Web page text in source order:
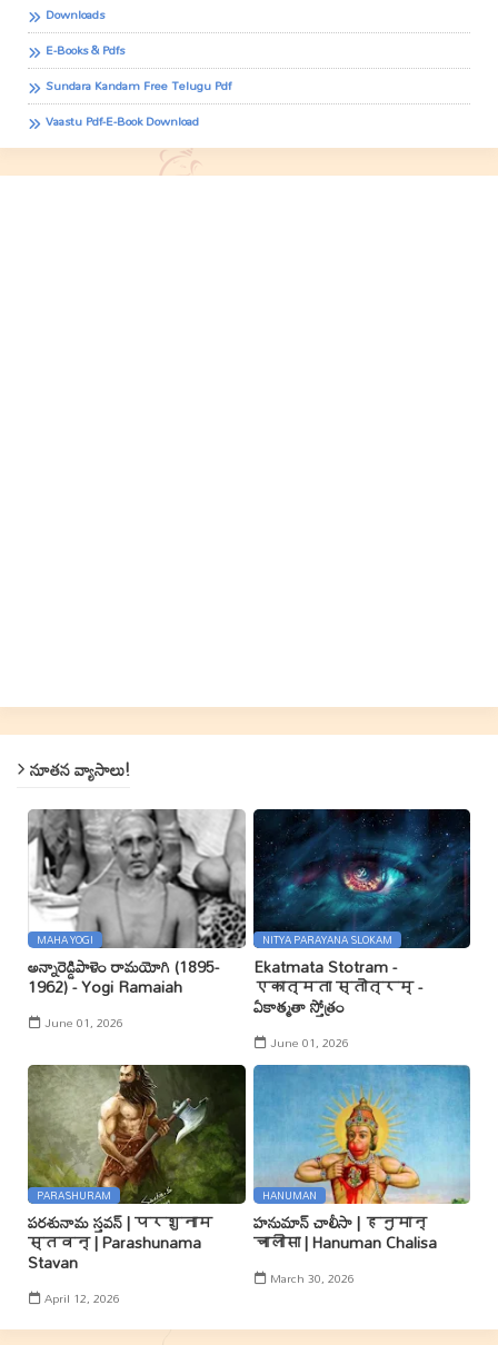
Downloads
E-Books & Pdfs
Sundara Kandam Free Telugu Pdf
Vaastu Pdf-E-Book Download
నూతన వ్యాసాలు!
MAHA YOGI
అన్నారెడ్డిపాళెం రామయోగి (1895-
1962) - Yogi Ramaiah
June 01, 2026
NITYA PARAYANA SLOKAM
Ekatmata Stotram -
एकात्मता स्तोत्रम् -
ఏకాత్మతా స్తోత్రం
June 01, 2026
PARASHURAM
పరశునామ స్తవన్ | परशुनाम
स्तवन् | Parashunama
Stavan
April 12, 2026
HANUMAN
హనుమాన్ చాలీసా | हनुमान्
चालीसा | Hanuman Chalisa
March 30, 2026